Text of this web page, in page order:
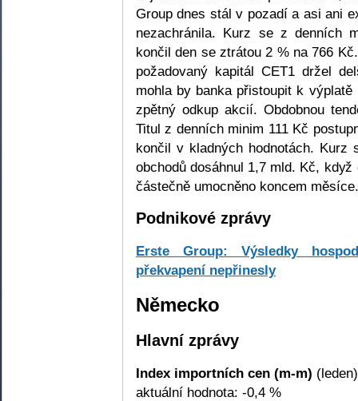
Group dnes stál v pozadí a asi ani
nezachránila. Kurz se z denních
končil den se ztrátou 2 % na 766
požadovaný kapitál CET1 držel
mohla by banka přistoupit k
zpětný odkup akcií. Obdobnou
Titul z denních minim 111 Kč
končil v kladných hodnotách. Kurz
obchodů dosáhnul 1,7 mld. Kč,
částečně umocněno koncem
Podnikové zprávy
Erste Group: Výsledky
překvapení nepřinesly
Německo
Hlavní zprávy
Index importních cen (m-m)
aktuální hodnota: -0,4 %